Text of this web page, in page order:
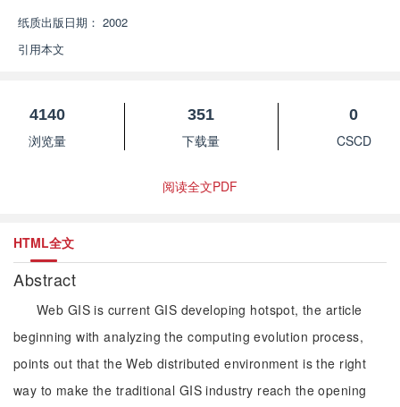
纸质出版日期： 2002
引用本文
4140
浏览量
351
下载量
0
CSCD
阅读全文PDF
HTML全文
Abstract
Web GIS is current GIS developing hotspot, the article
beginning with analyzing the computing evolution process,
points out that the Web distributed environment is the right
way to make the traditional GIS industry reach the opening